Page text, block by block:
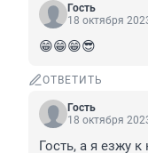
Гость
18 октября
😁😁😁😎
ОТВЕТИТЬ
Гость
18 октября
Гость, а я езжу